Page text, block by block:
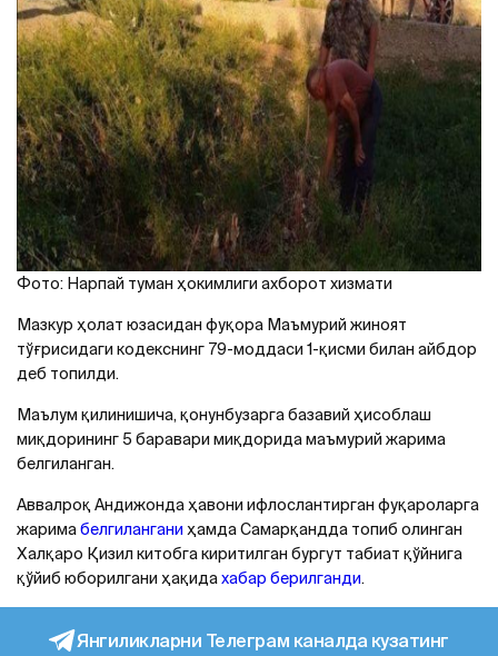
Фото: Нарпай туман ҳокимлиги ахборот хизмати
Мазкур ҳолат юзасидан фуқора Маъмурий жиноят
тўғрисидаги кодекснинг 79-моддаси 1-қисми билан айбдор
деб топилди.
Маълум қилинишича, қонунбузарга базавий ҳисоблаш
миқдорининг 5 баравари миқдорида маъмурий жарима
белгиланган.
Аввалроқ Андижонда ҳавони ифлослантирган фуқароларга
жаримабелгилангани ҳамда Самарқандда топиб олинган
Халқаро Қизил китобга киритилган бургут табиат қўйнига
қўйиб юборилгани ҳақидахабар берилганди.
Янгиликларни Телеграм каналда кузатинг